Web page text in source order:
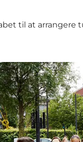
til at arrangere
Walk